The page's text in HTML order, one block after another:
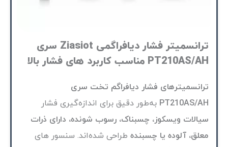
ترانسمیتر فشار دیافراگمی Ziasiot سری
PT210AS/AH مناسب کاربرد های فشار بالا
ترانسمیترهای فشار دیافراگم تخت سری
PT210AS/AH به‌طور دقیق برای اندازه‌گیری فشار
سیالات ویسکوز، چسبناک، رسوب شونده، دارای ذرات
معلق، آلوده یا چسبنده طراحی شده‌اند. سنسور های